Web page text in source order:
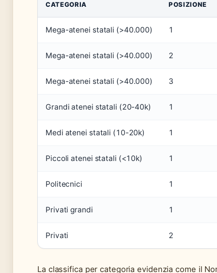
CATEGORIA POSIZIONE
Mega-atenei statali (>40.000) 1
Mega-atenei statali (>40.000) 2
Mega-atenei statali (>40.000) 3
Grandi atenei statali (20-40k) 1
Medi atenei statali (10-20k) 1
Piccoli atenei statali (<10k) 1
Politecnici 1
Privati grandi 1
Privati 2
La classifica per categoria evidenzia come il